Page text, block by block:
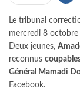
Le tribunal
mercredi 8
Deux jeunes,
reconnus
Général Mamadi
Facebook.